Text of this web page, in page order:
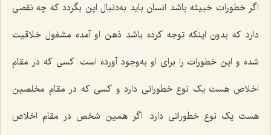
اگر خطورات خبیثه باشد انسان باید به‌دنبال این بگردد که چه نقصی
دارد که بدون اینکه توجه کرده باشد ذهن او آمده مشغول خلاقیت
شده و این خطورات را برای او به‌وجود آورده است. کسی که در مقام
اخلاص هست یک نوع خطوراتی دارد و کسی که در مقام مخلصین
هست یک نوع خطوراتی دارد. اگر همین شخص در مقام اخلاص